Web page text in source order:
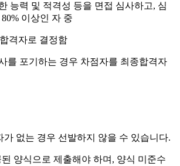
능력 및 적격성 등을 면접 심사하고, 심
이상인 자 중
격자로 결정함
를 포기하는 경우 차점자를 최종합격자
없는 경우 선발하지 않을 수 있습니다.
양식으로 제출해야 하며, 양식 미준수